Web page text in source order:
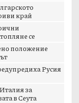
край
се
положение
Русия
за
в Сеута